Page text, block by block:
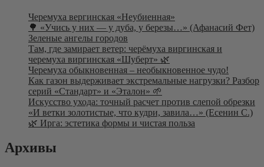
Черемуха вергинская «Неубиенная»
🌳 «Учись у них — у дуба, у березы…» (Афанасий Фет)
Зеленые ангелы городов
Там, где замирает ветер: черёмуха виргинская и
черемуха виргинская «Шуберт» 🌿
Черемуха обыкновенная – необыкновенное чудо!
Как газон выдерживает экстремальные нагрузки? Разбор
серий «Стандарт» и «Эталон» 🌱
Искусство ухода: точный расчет против слепой обрезки
«И ветки золотистые, что кудри, завила…» (Есенин С.)
🌿 Ирга: эстетика формы и чистая польза
Архивы